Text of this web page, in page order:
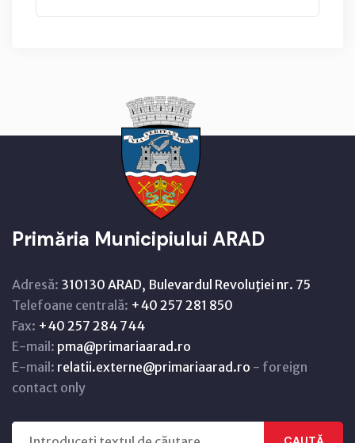
Primăria Municipiului ARAD
Adresă: 310130 ARAD, Bulevardul Revoluţiei nr. 75
Telefoane centrală: +40 257 281 850
Fax: +40 257 284 744
E-mail: pma@primariaarad.ro
E-mail: relatii.externe@primariaarad.ro - foreign
contact only